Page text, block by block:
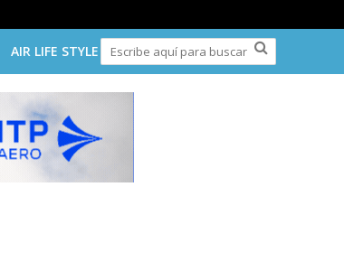
AIR LIFE STYLE